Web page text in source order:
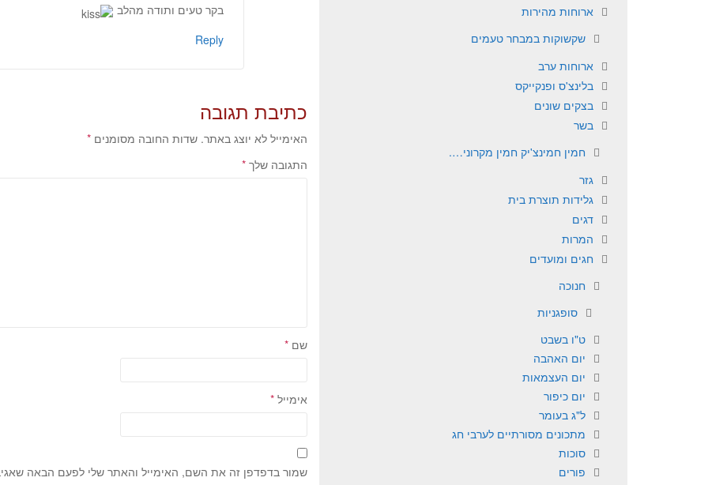
בקר טעים ותודה מהלב
Reply
כתיבת תגובה
האימייל לא יוצג באתר. שדות החובה מסומנים *
התגובה שלך *
שם *
אימייל *
שמור בדפדפן זה את השם, האימייל והאתר שלי לפעם הבאה
ארוחות מהירות
שקשוקות במבחר טעמים
ארוחות ערב
בלינצ'ס ופנקייקס
בצקים שונים
בשר
חמין חמינצ'יק חמין מקרוני….
גזר
גלידות תוצרת בית
דגים
המרות
חגים ומועדים
חנוכה
סופגניות
ט"ו בשבט
יום האהבה
יום העצמאות
יום כיפור
ל"ג בעומר
מתכונים מסורתיים לערבי חג
סוכות
פורים